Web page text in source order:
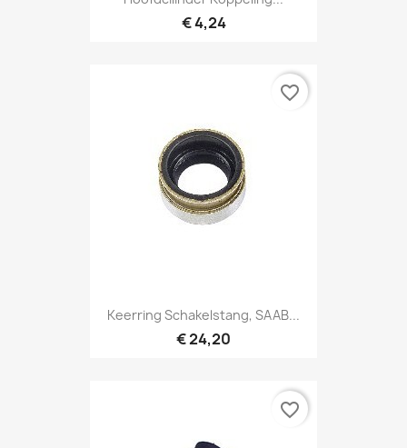
€ 4,24
Keerring Schakelstang, SAAB...
€ 24,20
favorite_border
favorite_border